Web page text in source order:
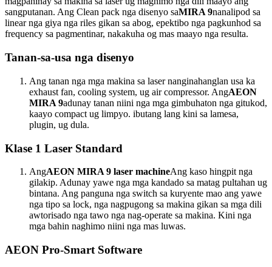
sangputanan. Ang Clean pack nga disenyo saMIRA 9nanalipod sa
linear nga giya nga riles gikan sa abog, epektibo nga pagkunhod sa
frequency sa pagmentinar, nakakuha og mas maayo nga resulta.
Tanan-sa-usa nga disenyo
Ang tanan nga mga makina sa laser nanginahanglan usa ka
exhaust fan, cooling system, ug air compressor. AngAEON
MIRA 9adunay tanan niini nga mga gimbuhaton nga gitukod,
kaayo compact ug limpyo. ibutang lang kini sa lamesa,
plugin, ug dula.
Klase 1 Laser Standard
AngAEON MIRA 9 laser machineAng kaso hingpit nga
gilakip. Adunay yawe nga mga kandado sa matag pultahan ug
bintana. Ang panguna nga switch sa kuryente mao ang yawe
nga tipo sa lock, nga nagpugong sa makina gikan sa mga dili
awtorisado nga tawo nga nag-operate sa makina. Kini nga
mga bahin naghimo niini nga mas luwas.
AEON Pro-Smart Software